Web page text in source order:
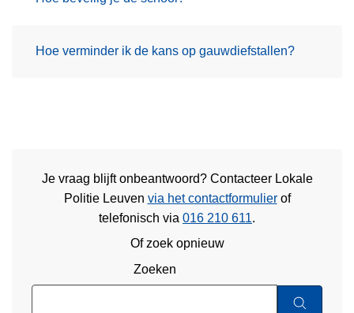
Hoe verminder ik de kans op gauwdiefstallen?
Je vraag blijft onbeantwoord? Contacteer Lokale
Politie Leuven via het contactformulierof
telefonisch via 016 210 611.
Of zoek opnieuw
Zoeken